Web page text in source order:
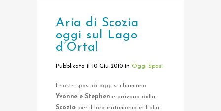
Aria di Scozia
oggi sul Lago
d’Orta!
Pubblicato il 10 Giu 2010 in Oggi Sposi
I nostri sposi di oggi si chiamano
Yvonne e Stephen e arrivano dalla
Scozia: per il loro matrimonio in Italia